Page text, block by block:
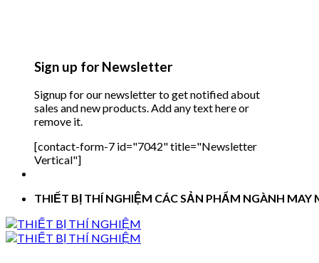
Sign up for Newsletter
Signup for our newsletter to get notified about
sales and new products. Add any text here or
remove it.
[contact-form-7 id="7042" title="Newsletter
Vertical"]
THIẾT BỊ THÍ NGHIỆM CÁC SẢN PHẨM NGÀNH MAY